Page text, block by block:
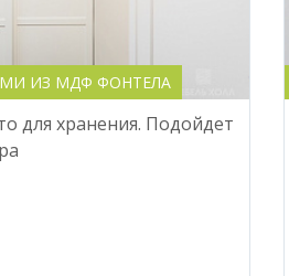
ИЗ МДФ ФОНТЕЛА
для хранения. Подойдет